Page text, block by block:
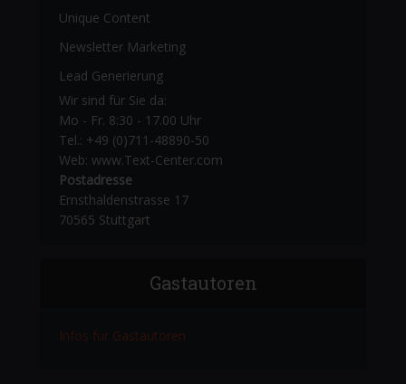
Unique Content
Newsletter Marketing
Lead Generierung
Wir sind für Sie da:
Mo - Fr. 8:30 - 17.00 Uhr
Tel.: +49 (0)711-48890-50
Web: www.Text-Center.com
Postadresse
Ernsthaldenstrasse 17
70565 Stuttgart
Gastautoren
Infos für Gastautoren